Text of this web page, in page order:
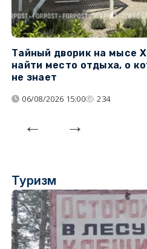
Тайный дворик на мысе
найти место отдыха, о
не знает
06/08/2026 15:00 234
Туризм